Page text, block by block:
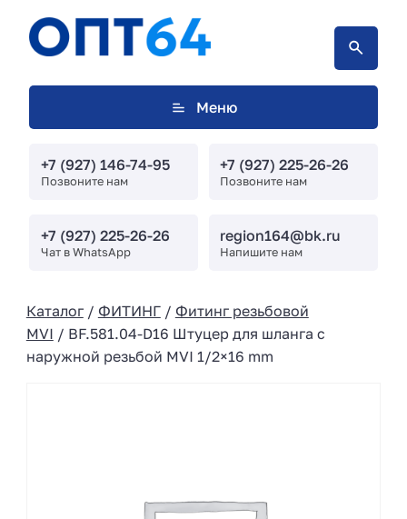
Меню
+7 (927) 146-74-95
Позвоните нам
+7 (927) 225-26-26
Позвоните нам
+7 (927) 225-26-26
Чат в WhatsApp
region164@bk.ru
Напишите нам
Каталог/ ФИТИНГ/ Фитинг резьбовой
MVI / BF.581.04-D16 Штуцер для шланга с
наружной резьбой MVI 1/2×16 mm